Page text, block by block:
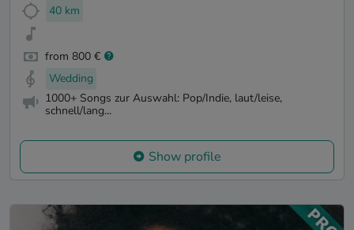
40 km
from 800 €
Wedding
1000+ Songs zur Auswahl: Pop/Indie, laut/leise,
schnell/lang...
Show profile